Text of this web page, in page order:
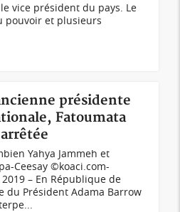
vice président du pays. Le
pouvoir et plusieurs
présidente
Fatoumata
Yahya Jammeh et
Ceesay ©koaci.com-
– En République de
du Président Adama Barrow